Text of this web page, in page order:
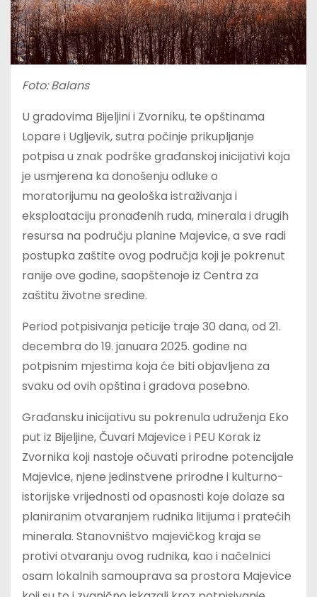
Foto: Balans
U gradovima Bijeljini i Zvorniku, te opštinama
Lopare i Ugljevik, sutra počinje prikupljanje
potpisa u znak podrške građanskoj inicijativi koja
je usmjerena ka donošenju odluke o
moratorijumu na geološka istraživanja i
eksploataciju pronađenih ruda, minerala i drugih
resursa na području planine Majevice, a sve radi
postupka zaštite ovog područja koji je pokrenut
ranije ove godine, saopštenoje iz Centra za
zaštitu životne sredine.
Period potpisivanja peticije traje 30 dana, od 21.
decembra do 19. januara 2025. godine na
potpisnim mjestima koja će biti objavljena za
svaku od ovih opština i gradova posebno.
Građansku inicijativu su pokrenula udruženja Eko
put iz Bijeljine, Čuvari Majevice i PEU Korak iz
Zvornika koji nastoje očuvati prirodne potencijale
Majevice, njene jedinstvene prirodne i kulturno-
istorijske vrijednosti od opasnosti koje dolaze sa
planiranim otvaranjem rudnika litijuma i pratećih
minerala. Stanovništvo majevičkog kraja se
protivi otvaranju ovog rudnika, kao i načelnici
osam lokalnih samouprava sa prostora Majevice